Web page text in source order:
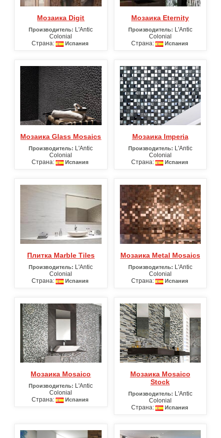
Мозаика Digit
Производитель: L'Antic
Colonial
Страна:
Испания
Мозаика Eternity
Производитель: L'Antic
Colonial
Страна:
Испания
Мозаика Glass Mosaics
Производитель: L'Antic
Colonial
Страна:
Испания
Мозаика Imperia
Производитель: L'Antic
Colonial
Страна:
Испания
Плитка Marble Tiles
Производитель: L'Antic
Colonial
Страна:
Испания
Мозаика Metal Mosaics
Производитель: L'Antic
Colonial
Страна:
Испания
Мозаика Mosaico
Производитель: L'Antic
Colonial
Страна:
Испания
Мозаика Mosaico
Stock
Производитель: L'Antic
Colonial
Страна:
Испания